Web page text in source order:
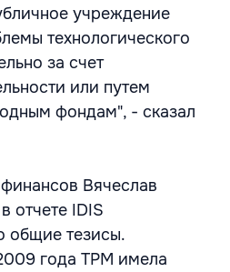
учреждение
технологического
за счет
или путем
фондам", - сказал
Вячеслав
отчете IDIS
общие тезисы.
года ТРМ имела